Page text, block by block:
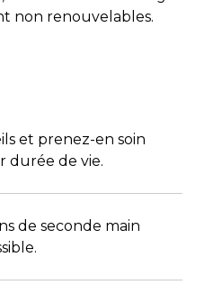
non renouvelables.
et prenez-en soin
durée de vie.
de seconde main